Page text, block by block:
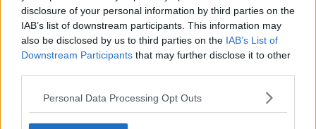
disclosure of your personal information by third parties on the
IAB’s list of downstream participants. This information may
also be disclosed by us to third parties on the IAB’s List of
Downstream Participants that may further disclose it to other
Personal Data Processing Opt Outs